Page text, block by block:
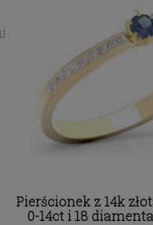
Obrączki z tytanu z
Swarovski
Pierścionek z 14k
0-14ct i 18